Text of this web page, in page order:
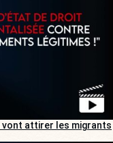
vont attirer les migrants